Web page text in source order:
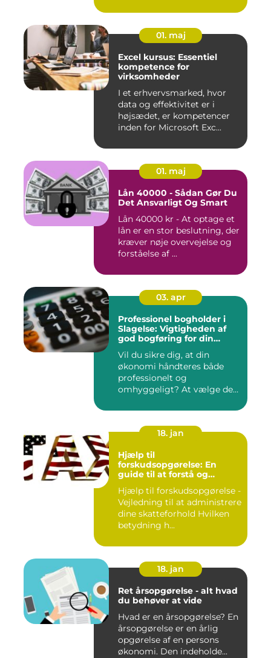
01. maj
Excel kursus: Essentiel
kompetence for
virksomheder
I et erhvervsmarked, hvor
data og effektivitet er i
højsædet, er kompetencer
inden for Microsoft Exc...
01. maj
Lån 40000 - Sådan Gør Du
Det Ansvarligt Og Smart
Lån 40000 kr - At optage et
lån er en stor beslutning, der
kræver nøje overvejelse og
forståelse af ...
03. apr
Professionel bogholder i
Slagelse: Vigtigheden af
god bogføring for din
Vil du sikre dig, at din
økonomi håndteres både
professionelt og
omhyggeligt? At vælge den
18. jan
Hjælp til
forskudsopgørelse: En
guide til at forstå og
skatteforpligtelse
Hjælp til forskudsopgørelse -
Vejledning til at administrere
dine skatteforhold Hvilken
betydning h...
18. jan
Ret årsopgørelse - alt hvad
du behøver at vide
Hvad er en årsopgørelse? En
årsopgørelse er en årlig
opgørelse af en persons
økonomi. Den indeholde...